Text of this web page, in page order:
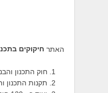
האתר חיקוקים
חוק התכנון
תקנות התכנון